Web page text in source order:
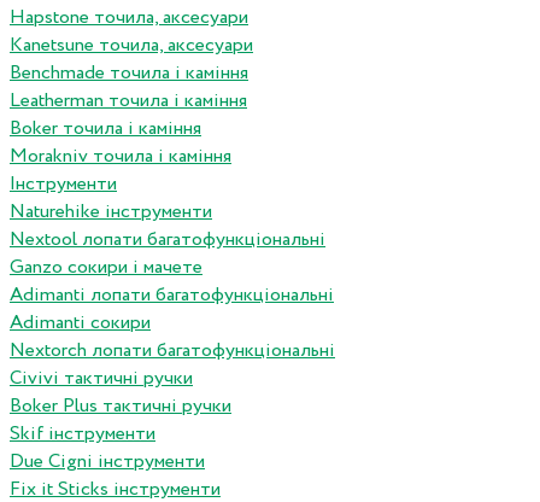
Hapstone точила, аксесуари
Kanetsune точила, аксесуари
Benchmade точила і каміння
Leatherman точила і каміння
Boker точила і каміння
Morakniv точила і каміння
Інструменти
Naturehike інструменти
Nextool лопати багатофункціональні
Ganzo сокири і мачете
Adimanti лопати багатофункціональні
Adimanti сокири
Nextorch лопати багатофункціональні
Сivivi тактичні ручки
Boker Plus тактичні ручки
Skif інструменти
Due Cigni інструменти
Fix it Sticks інструменти